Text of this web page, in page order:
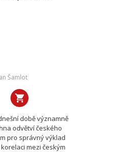
Šamlot
době významně
odvětví českého
pro správný výklad
mezi českým